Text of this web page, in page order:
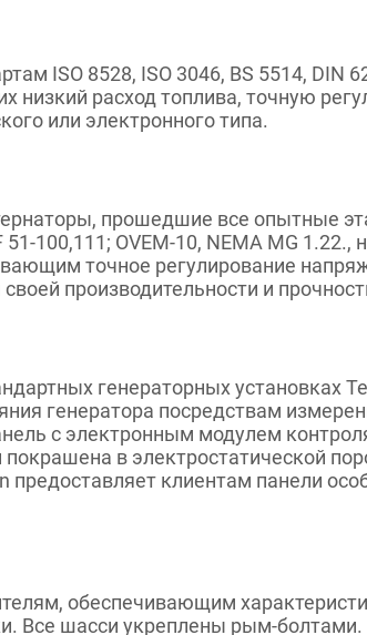
ISO 8528, ISO 3046, BS 5514,
низкий расход топлива, точную
или электронного типа.
прошедшие все опытные
51-100,111; OVEM-10, NEMA MG
точное регулирование
производительности и
генераторных установках
генератора посредствам
с электронным модулем
покрашена в электростатической
клиентам панели
обеспечивающим
Все шасси укреплены рым-